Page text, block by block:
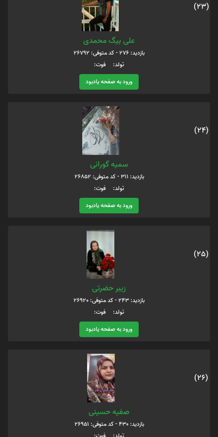
(23)
علی بیگ محمدی
بازدید: 276 - کد متوفی: 26792
تولد: فوت:
ورود به صفحه یادبود
(24)
سمیه گورانی
بازدید: 311 - کد متوفی: 26852
تولد: فوت:
ورود به صفحه یادبود
(25)
زیبر حضرتی
بازدید: 243 - کد متوفی: 26920
تولد: فوت:
ورود به صفحه یادبود
(26)
صفیه حسینی
بازدید: 430 - کد متوفی: 26951